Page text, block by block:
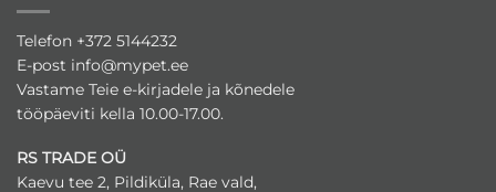
Telefon +372 5144232
E-post info@mypet.ee
Vastame Teie e-kirjadele ja kõnedele
tööpäeviti kella 10.00-17.00.
RS TRADE OÜ
Kaevu tee 2, Pildiküla, Rae vald,